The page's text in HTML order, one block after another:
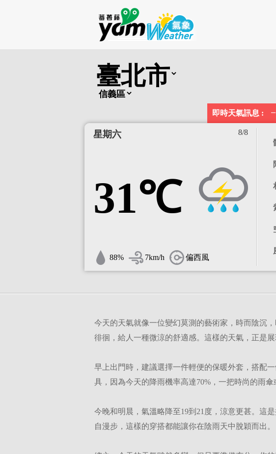
即時天氣訊息 :
陸上強風特報：一、概
星期六 8/8
31℃
88% 7km/h 偏西風
今天的天氣就像一位變幻莫測的藝術家，時而陰沉
徘徊，給人一種微涼的舒適感。這樣的天氣，正是
早上出門時，建議選擇一件輕便的保暖外套，搭配
具，因為今天的降雨機率高達70%，一把時尚的雨
今晚和明晨，氣溫略降至19到21度，涼意更甚。這
自漫步，這樣的穿搭都能讓你在陰雨天中脫穎而出。